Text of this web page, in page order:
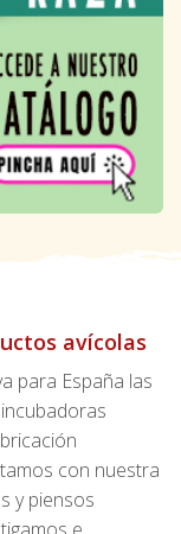
avícolas
para España las
con nuestra
y piensos